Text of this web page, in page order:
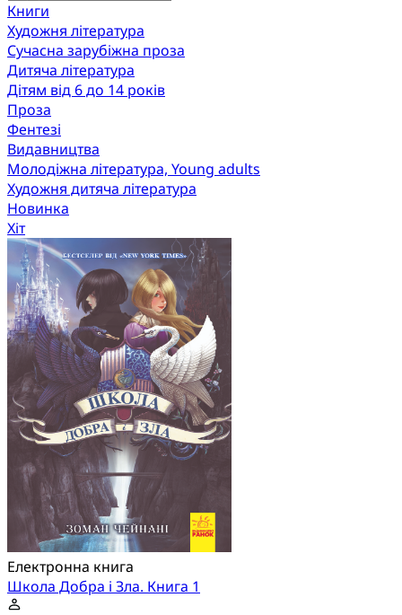
Книги
Художня література
Сучасна зарубіжна проза
Дитяча література
Дітям від 6 до 14 років
Проза
Фентезі
Видавництва
Молодіжна література, Young adults
Художня дитяча література
Новинка
Хіт
Електронна книга
Школа Добра і Зла. Книга 1